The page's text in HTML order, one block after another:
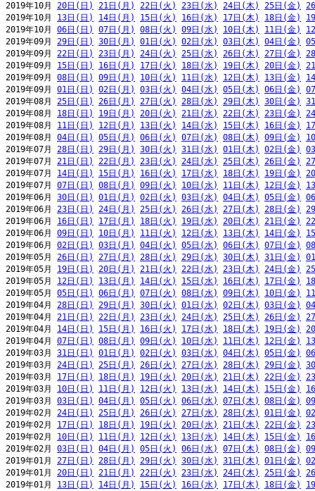
2019年10月 20日(日) 21日(月) 22日(火) 23日(水) 24日(木) 25日(金)
2019年10月 13日(日) 14日(月) 15日(火) 16日(水) 17日(木) 18日(金)
2019年10月 06日(日) 07日(月) 08日(火) 09日(水) 10日(木) 11日(金)
2019年09月 29日(日) 30日(月) 01日(火) 02日(水) 03日(木) 04日(金)
2019年09月 22日(日) 23日(月) 24日(火) 25日(水) 26日(木) 27日(金)
2019年09月 15日(日) 16日(月) 17日(火) 18日(水) 19日(木) 20日(金)
2019年09月 08日(日) 09日(月) 10日(火) 11日(水) 12日(木) 13日(金)
2019年09月 01日(日) 02日(月) 03日(火) 04日(水) 05日(木) 06日(金)
2019年08月 25日(日) 26日(月) 27日(火) 28日(水) 29日(木) 30日(金)
2019年08月 18日(日) 19日(月) 20日(火) 21日(水) 22日(木) 23日(金)
2019年08月 11日(日) 12日(月) 13日(火) 14日(水) 15日(木) 16日(金)
2019年08月 04日(日) 05日(月) 06日(火) 07日(水) 08日(木) 09日(金)
2019年07月 28日(日) 29日(月) 30日(火) 31日(水) 01日(木) 02日(金)
2019年07月 21日(日) 22日(月) 23日(火) 24日(水) 25日(木) 26日(金)
2019年07月 14日(日) 15日(月) 16日(火) 17日(水) 18日(木) 19日(金)
2019年07月 07日(日) 08日(月) 09日(火) 10日(水) 11日(木) 12日(金)
2019年06月 30日(日) 01日(月) 02日(火) 03日(水) 04日(木) 05日(金)
2019年06月 23日(日) 24日(月) 25日(火) 26日(水) 27日(木) 28日(金)
2019年06月 16日(日) 17日(月) 18日(火) 19日(水) 20日(木) 21日(金)
2019年06月 09日(日) 10日(月) 11日(火) 12日(水) 13日(木) 14日(金)
2019年06月 02日(日) 03日(月) 04日(火) 05日(水) 06日(木) 07日(金)
2019年05月 26日(日) 27日(月) 28日(火) 29日(水) 30日(木) 31日(金)
2019年05月 19日(日) 20日(月) 21日(火) 22日(水) 23日(木) 24日(金)
2019年05月 12日(日) 13日(月) 14日(火) 15日(水) 16日(木) 17日(金)
2019年05月 05日(日) 06日(月) 07日(火) 08日(水) 09日(木) 10日(金)
2019年04月 28日(日) 29日(月) 30日(火) 01日(水) 02日(木) 03日(金)
2019年04月 21日(日) 22日(月) 23日(火) 24日(水) 25日(木) 26日(金)
2019年04月 14日(日) 15日(月) 16日(火) 17日(水) 18日(木) 19日(金)
2019年04月 07日(日) 08日(月) 09日(火) 10日(水) 11日(木) 12日(金)
2019年03月 31日(日) 01日(月) 02日(火) 03日(水) 04日(木) 05日(金)
2019年03月 24日(日) 25日(月) 26日(火) 27日(水) 28日(木) 29日(金)
2019年03月 17日(日) 18日(月) 19日(火) 20日(水) 21日(木) 22日(金)
2019年03月 10日(日) 11日(月) 12日(火) 13日(水) 14日(木) 15日(金)
2019年03月 03日(日) 04日(月) 05日(火) 06日(水) 07日(木) 08日(金)
2019年02月 24日(日) 25日(月) 26日(火) 27日(水) 28日(木) 01日(金)
2019年02月 17日(日) 18日(月) 19日(火) 20日(水) 21日(木) 22日(金)
2019年02月 10日(日) 11日(月) 12日(火) 13日(水) 14日(木) 15日(金)
2019年02月 03日(日) 04日(月) 05日(火) 06日(水) 07日(木) 08日(金)
2019年01月 27日(日) 28日(月) 29日(火) 30日(水) 31日(木) 01日(金)
2019年01月 20日(日) 21日(月) 22日(火) 23日(水) 24日(木) 25日(金)
2019年01月 13日(日) 14日(月) 15日(火) 16日(水) 17日(木) 18日(金)